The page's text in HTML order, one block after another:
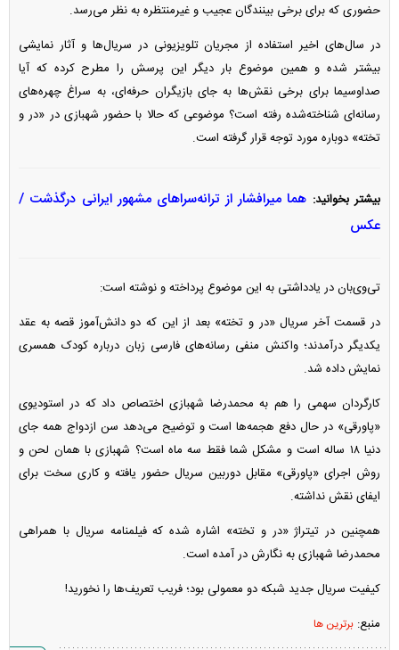
حضوری که برای برخی بینندگان عجیب و غیرمنتظره به نظر می‌رسد.
در سال‌های اخیر استفاده از مجریان تلویزیونی در سریال‌ها و آثار نمایشی
بیشتر شده و همین موضوع بار دیگر این پرسش را مطرح کرده که آیا
صداوسیما برای برخی نقش‌ها به جای بازیگران حرفه‌ای، به سراغ چهره‌های
رسانه‌ای شناخته‌شده رفته است؟ موضوعی که حالا با حضور شهبازی در «در و
تخته» دوباره مورد توجه قرار گرفته است.
بیشتر بخوانید: هما میرافشار از ترانه‌سرا‌های مشهور ایرانی درگذشت /
عکس
تی‌وی‌بان در یادداشتی به این موضوع پرداخته و نوشته است:
در قسمت آخر سریال «در و تخته» بعد از این که دو دانش‌آموز قصه به عقد
یکدیگر درآمدند؛ واکنش منفی رسانه‌های فارسی زبان درباره کودک همسری
نمایش داده شد.
کارگردان سهمی را هم به محمدرضا شهبازی اختصاص داد که در استودیوی
«پاورقی» در حال دفع هجمه‌ها است و توضیح می‌دهد سن ازدواج همه جای
دنیا ۱۸ ساله است و مشکل شما فقط سه ماه است؟ شهبازی با همان لحن و
روش اجرای «پاورقی» مقابل دوربین سریال حضور یافته و کاری سخت برای
ایفای نقش نداشته.
همچنین در تیتراژ «در و تخته» اشاره شده که فیلمنامه سریال با همراهی
محمدرضا شهبازی به نگارش در آمده است.
کیفیت سریال جدید شبکه دو معمولی بود؛ فریب تعریف‌ها را نخورید!
منبع: برترین ها